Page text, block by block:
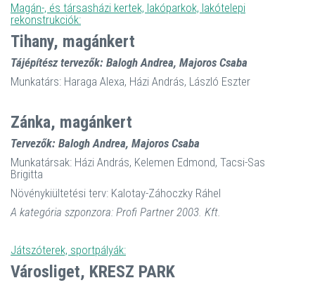
Magán-, és társasházi kertek, lakóparkok, lakótelepi
rekonstrukciók:
Tihany, magánkert
Tájépítész tervezők: Balogh Andrea, Majoros Csaba
Munkatárs: Haraga Alexa, Házi András, László Eszter
Zánka, magánkert
Tervezők: Balogh Andrea, Majoros Csaba
Munkatársak: Házi András, Kelemen Edmond, Tacsi-Sas
Brigitta
Növénykiültetési terv: Kalotay-Záhoczky Ráhel
A kategória szponzora: Profi Partner 2003. Kft.
Játszóterek, sportpályák:
Városliget, KRESZ PARK